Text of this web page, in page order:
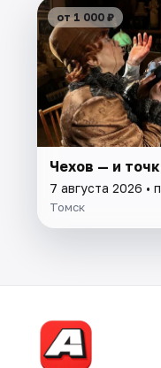
от 1 000 ₽
Чехов — и
7 августа 2026 •
Томск